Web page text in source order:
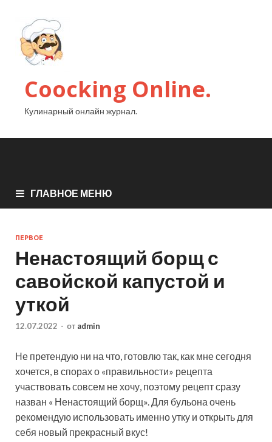
Coocking Online.
Кулинарный онлайн журнал.
ГЛАВНОЕ МЕНЮ
ПЕРВОЕ
Ненастоящий борщ с
савойской капустой и
уткой
12.07.2022 - от admin
Не претендую ни на что, готовлю так, как мне сегодня
хочется, в спорах о «правильности» рецепта
участвовать совсем не хочу, поэтому рецепт сразу
назван « Ненастоящий борщ». Для бульона очень
рекомендую использовать именно утку и открыть для
себя новый прекрасный вкус!